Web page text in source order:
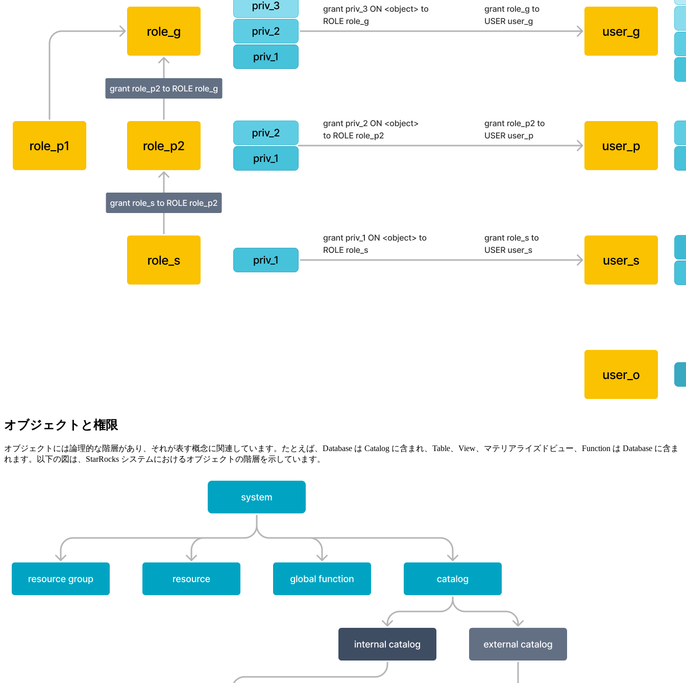
オブジェクトと権限
オブジェクトには論理的な階層があり、それが表す概念に関連しています。たとえば、Database は Catalog に含まれ、Table、View、マテリアライズドビュー、Function は Database に含ま
れます。以下の図は、StarRocks システムにおけるオブジェクトの階層を示しています。